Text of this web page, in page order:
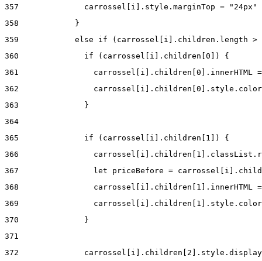
357
              carrossel[i].style.marginTop = "24px"
358
            }
359
else if (carrossel[i].children.length
360
              if (carrossel[i].children[0]) {
361
carrossel[i].children[0].innerHTML
362
363
              }
364
365
              if (carrossel[i].children[1]) {
366
367
let priceBefore =
368
carrossel[i].children[1].innerHTML
369
370
              }
371
372